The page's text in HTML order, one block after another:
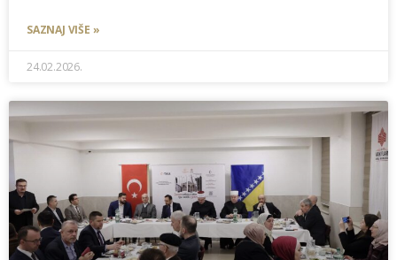
SAZNAJ VIŠE »
24.02.2026.